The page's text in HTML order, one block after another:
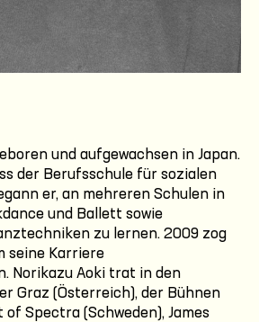
und aufgewachsen in Japan.
der Berufsschule für sozialen
er, an mehreren Schulen in
und Ballett sowie
zu lernen. 2009 zog
seine Karriere
Norikazu Aoki trat in den
Graz (Österreich), der Bühnen
of Spectra (Schweden), James